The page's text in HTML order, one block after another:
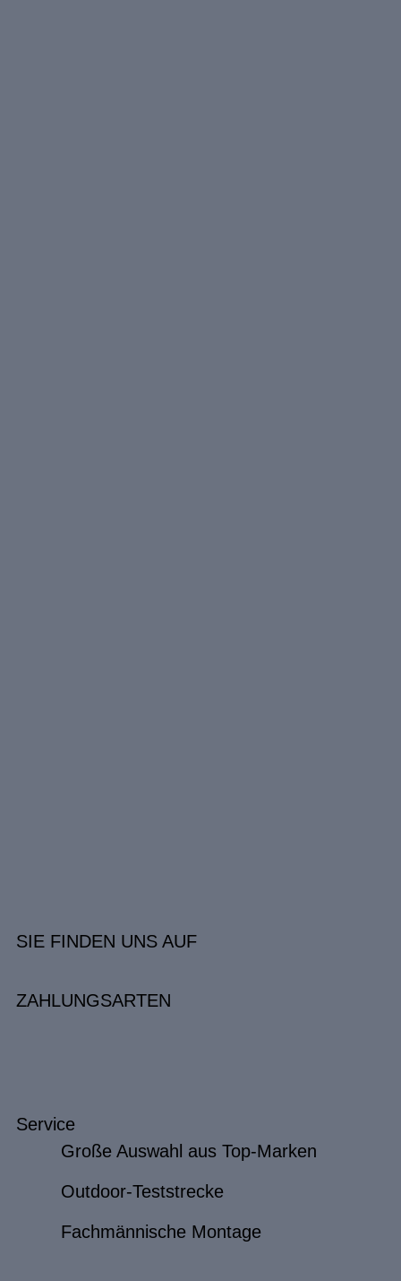
SIE FINDEN UNS AUF
ZAHLUNGSARTEN
Service
Große Auswahl aus Top-Marken
Outdoor-Teststrecke
Fachmännische Montage